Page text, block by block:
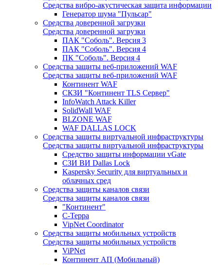
Средства вибро-акустическая защита информации
Генератор шума "Пульсар"
Средства доверенной загрузки
Средства доверенной загрузки
ПАК "Соболь". Версия 3
ПАК "Соболь". Версия 4
ПК "Соболь". Версия 4
Средства защиты веб-приложений WAF
Средства защиты веб-приложений WAF
Континент WAF
СКЗИ "Континент TLS Сервер"
InfoWatch Attack Killer
SolidWall WAF
BI.ZONE WAF
WAF DALLAS LOCK
Средства защиты виртуальной инфраструктуры
Средства защиты виртуальной инфраструктуры
Средство защиты информации vGate
СЗИ ВИ Dallas Lock
Kaspersky Security для виртуальных и
облачных сред
Средства защиты каналов связи
Средства защиты каналов связи
"Континент"
С-Терра
VipNet Coordinator
Средства защиты мобильных устройств
Средства защиты мобильных устройств
ViPNet
Континент АП (Мобильный)